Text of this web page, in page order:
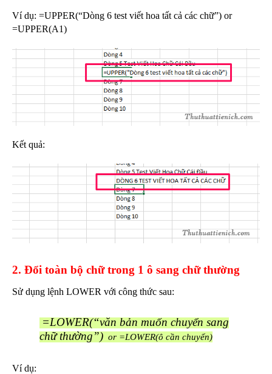
Ví dụ: =UPPER(“Dòng 6 test viết hoa tất cả các chữ”) or
=UPPER(A1)
Kết quả:
2. Đổi toàn bộ chữ trong 1 ô sang chữ thường
Sử dụng lệnh LOWER với công thức sau:
=LOWER(“văn bản muốn chuyển sang
chữ thường”) or =LOWER(ô cần chuyển)
Ví dụ: